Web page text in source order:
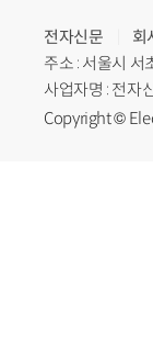
전자신문
회
주소 : 서울시
사업자명 : 전자
Copyright ©